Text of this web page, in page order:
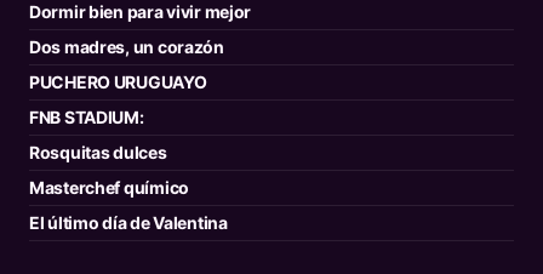
Dormir bien para vivir mejor
Dos madres, un corazón
PUCHERO URUGUAYO
FNB STADIUM:
Rosquitas dulces
Masterchef químico
El último día de Valentina